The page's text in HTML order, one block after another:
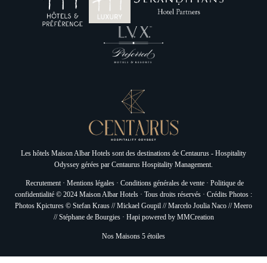
Les hôtels Maison Albar Hotels sont des destinations de Centaurus - Hospitality
Odyssey gérées par Centaurus Hospitality Management.
Recrutement · Mentions légales· Conditions générales de vente· Politique de
confidentialité © 2024 Maison Albar Hotels · Tous droits réservés · Crédits Photos :
Photos Kpictures © Stefan Kraus // Mickael Goupil // Marcelo Joulia Naco // Meero
// Stéphane de Bourgies · Hapipowered by MMCreation
Nos Maisons 5 étoiles